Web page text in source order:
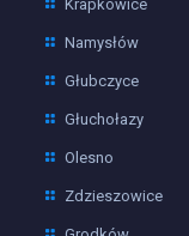
Krapkowice
Namysłów
Głubczyce
Głuchołazy
Olesno
Zdzieszowice